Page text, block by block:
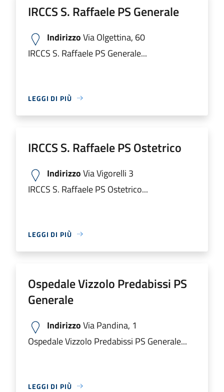
IRCCS S. Raffaele PS Generale
IndirizzoVia Olgettina, 60
IRCCS S. Raffaele PS Generale...
LEGGI DI PIÙ
IRCCS S. Raffaele PS Ostetrico
IndirizzoVia Vigorelli 3
IRCCS S. Raffaele PS Ostetrico...
LEGGI DI PIÙ
Ospedale Vizzolo Predabissi PS
Generale
IndirizzoVia Pandina, 1
Ospedale Vizzolo Predabissi PS Generale...
LEGGI DI PIÙ